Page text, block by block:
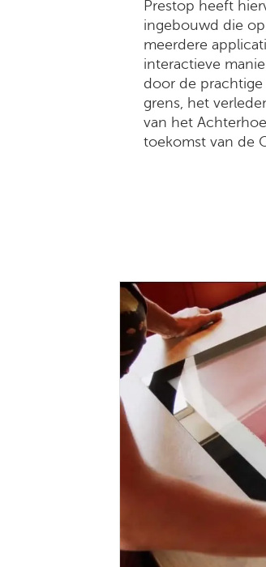
Prestop heeft
ingebouwd die op
meerdere
interactieve
door de prachtige
grens, het
van het
toekomst van de